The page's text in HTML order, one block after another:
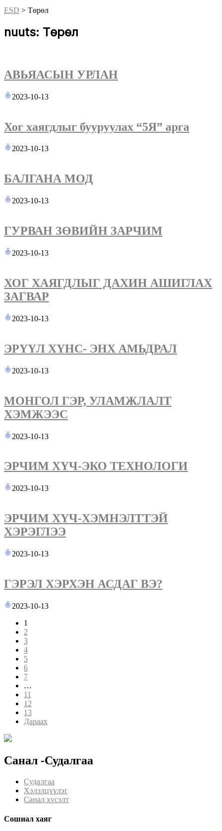
ESD > Төрөл
nuuts: Төрөл
АВЬЯАСЫН УРЛАН
2023-10-13
Хог хаягдлыг бууруулах “5Я” арга
2023-10-13
БАЛГАНА МОД
2023-10-13
ГУРВАН ЗӨВИЙН ЗАРЧИМ
2023-10-13
ХОГ ХАЯГДЛЫГ ДАХИН АШИГЛАХ
ЗАГВАР
2023-10-13
ЭРҮҮЛ ХҮНС- ЭНХ АМЬДРАЛ
2023-10-13
МОНГОЛ ГЭР, УЛАМЖЛАЛТ
ХЭМЖЭЭС
2023-10-13
ЭРЧИМ ХҮЧ-ЭКО ТЕХНОЛОГИ
2023-10-13
ЭРЧИМ ХҮЧ-ХЭМНЭЛТТЭЙ
ХЭРЭГЛЭЭ
2023-10-13
ГЭРЭЛ ХЭРХЭН АСДАГ ВЭ?
2023-10-13
1
2
3
4
5
6
7
…
11
12
13
Дараах
Санал -Судалгаа
Судалгаа
Хэлэлцүүлэг
Санал хүсэлт
Сошиал хаяг